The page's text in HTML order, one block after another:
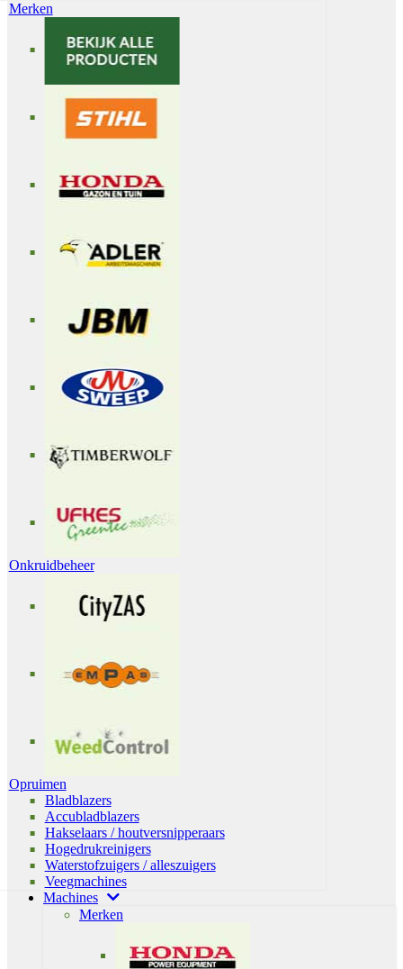
Merken
Onkruidbeheer
Opruimen
Bladblazers
Accubladblazers
Hakselaars / houtversnipperaars
Hogedrukreinigers
Waterstofzuigers / alleszuigers
Veegmachines
Machines
Merken